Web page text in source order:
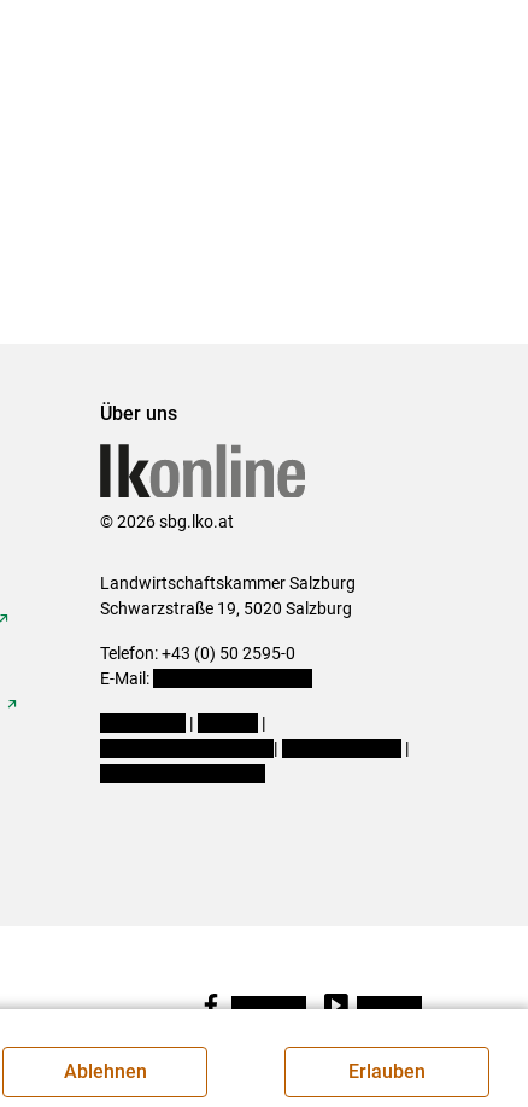
Über uns
© 2026 sbg.lko.at
Landwirtschaftskammer Salzburg
Schwarzstraße 19, 5020 Salzburg
Telefon: +43 (0) 50 2595-0
E-Mail:
|
|
|
|
Facebook Youtube
Ablehnen Erlauben